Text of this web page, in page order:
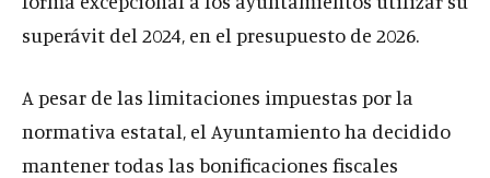
superávit del 2024, en el presupuesto de 2026.
A pesar de las limitaciones impuestas por la
normativa estatal, el Ayuntamiento ha decidido
mantener todas las bonificaciones fiscales